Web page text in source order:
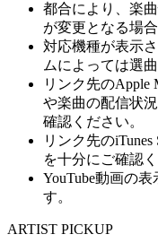
都合により、楽
が変更となる場
対応機種が表示
ムによっては選
リンク先のApple
や楽曲の配信状
確認ください。
リンク先の
を十分にご確認く
YouTube動画の表
す。
ARTIST PICKUP